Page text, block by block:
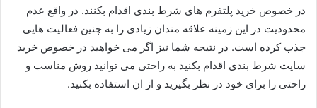
در خصوص خرید پلتفرم های شرط بندی اقدام بکنند. در واقع عدم
محدودیت در این زمینه علاقه مندان زیادی را به چنین فعالیت هایی
جذب کرده است. در نتیجه شما نیز اگر می خواهید در خصوص خرید
سایت شرط بندی اقدام بکنید به راحتی می توانید روش مناسب و
راحتی را برای خود در نظر بگیرید و از ان استفاده بکنید.